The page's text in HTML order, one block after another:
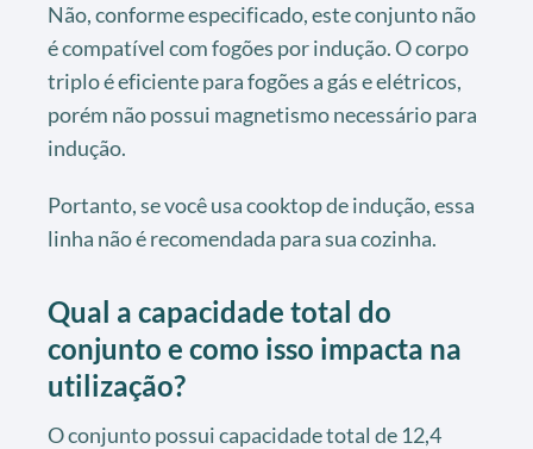
Não, conforme especificado, este conjunto não
é compatível com fogões por indução. O corpo
triplo é eficiente para fogões a gás e elétricos,
porém não possui magnetismo necessário para
indução.
Portanto, se você usa cooktop de indução, essa
linha não é recomendada para sua cozinha.
Qual a capacidade total do
conjunto e como isso impacta na
utilização?
O conjunto possui capacidade total de 12,4